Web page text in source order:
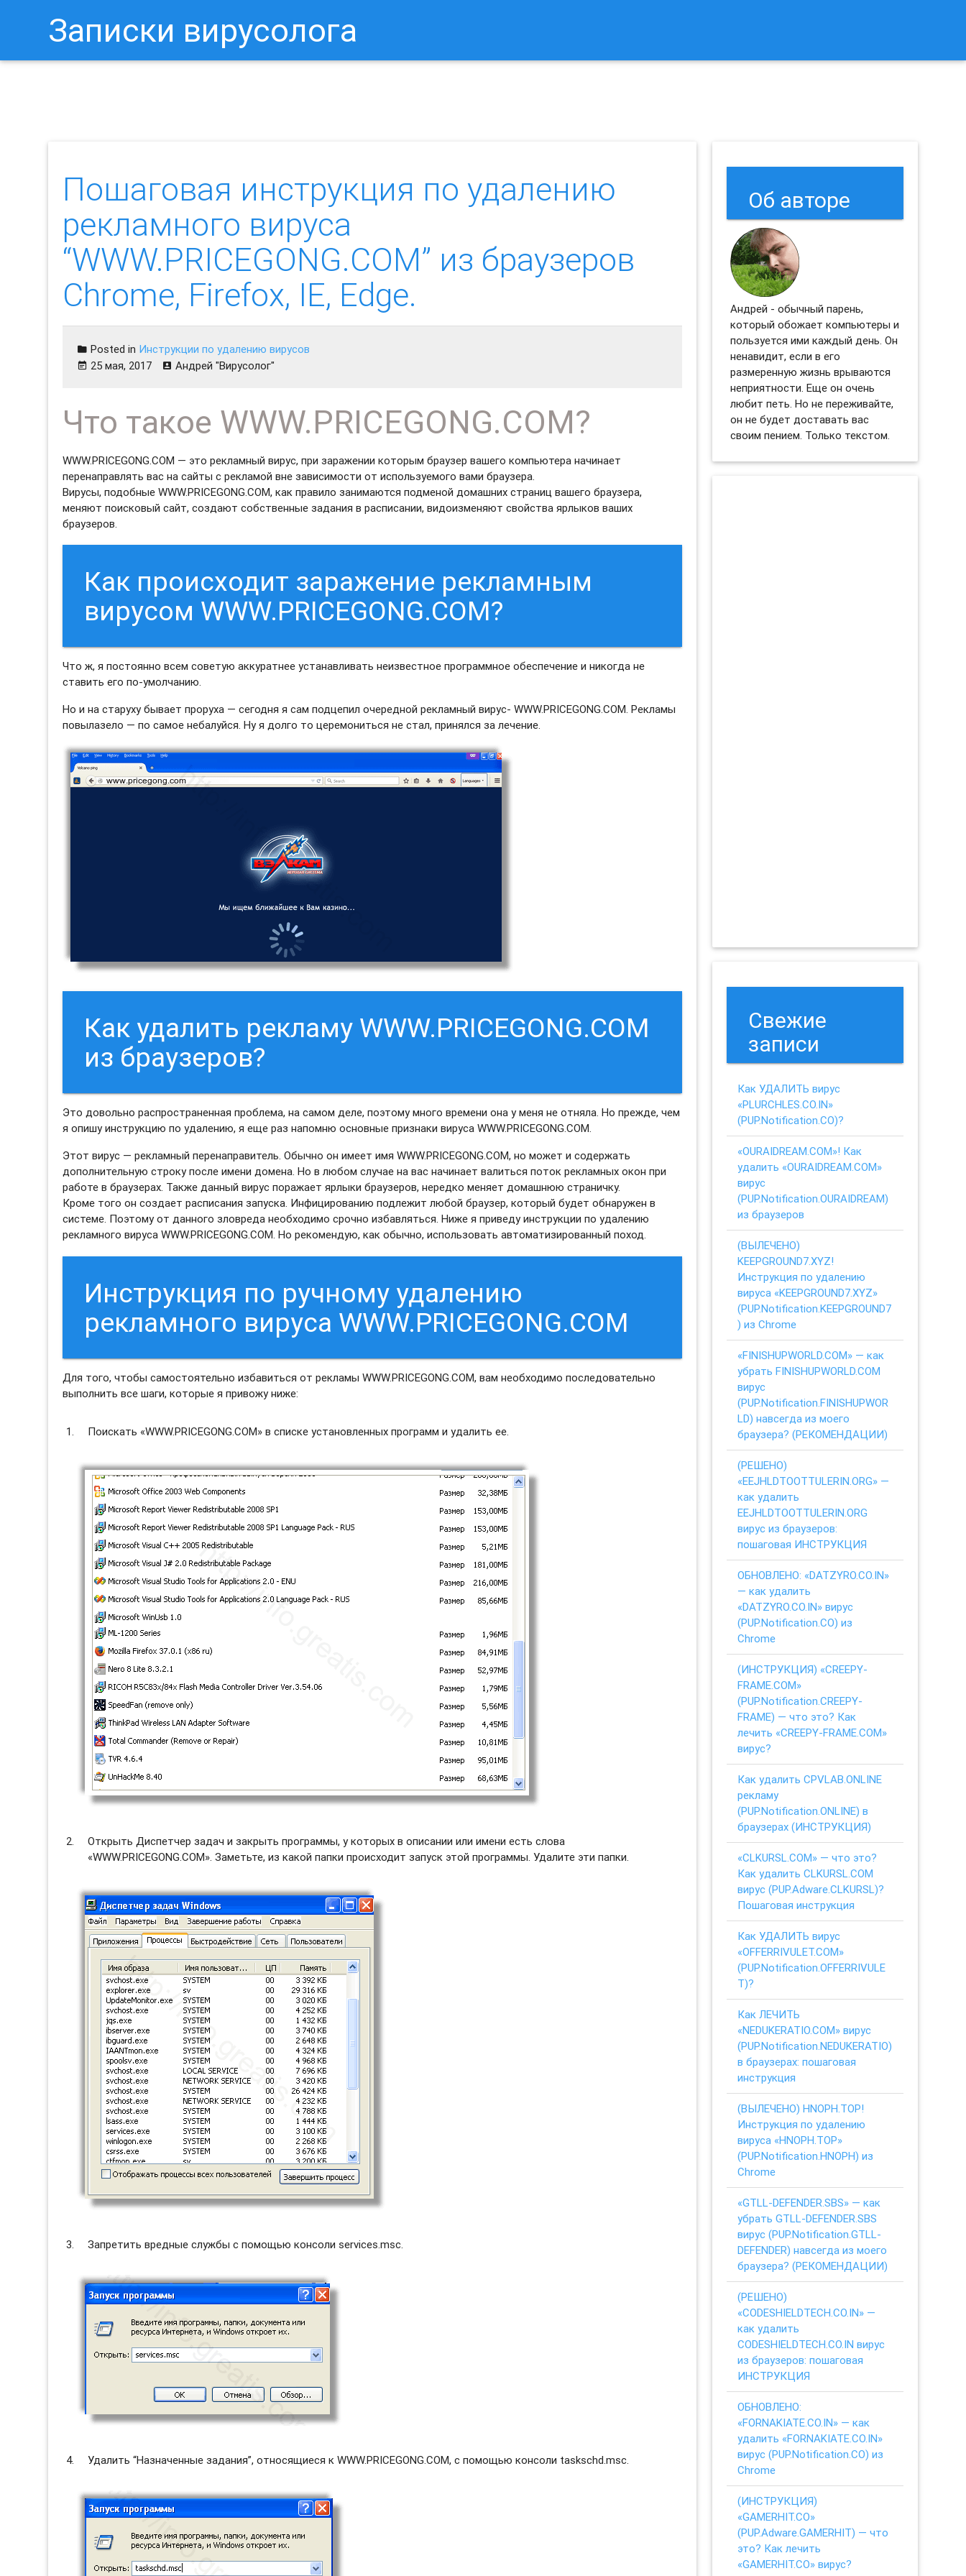
Записки вирусолога
Пошаговая инструкция по удалению
рекламного вируса
“WWW.PRICEGONG.COM” из браузеров
Chrome, Firefox, IE, Edge.
Posted in Инструкции по удалению вирусов
25 мая, 2017
Андрей "Вирусолог"
Что такое WWW.PRICEGONG.COM?
WWW.PRICEGONG.COM — это рекламный вирус, при заражении которым браузер вашего компьютера начинает
перенаправлять вас на сайты с рекламой вне зависимости от используемого вами браузера.
Вирусы, подобные WWW.PRICEGONG.COM, как правило занимаются подменой домашних страниц вашего браузера,
меняют поисковый сайт, создают собственные задания в расписании, видоизменяют свойства ярлыков ваших
браузеров.
Как происходит заражение рекламным
вирусом WWW.PRICEGONG.COM?
Что ж, я постоянно всем советую аккуратнее устанавливать неизвестное программное обеспечение и никогда не
ставить его по-умолчанию.
Но и на старуху бывает проруха — сегодня я сам подцепил очередной рекламный вирус- WWW.PRICEGONG.COM. Рекламы
повылазело — по самое небалуйся. Ну я долго то церемониться не стал, принялся за лечение.
Как удалить рекламу WWW.PRICEGONG.COM
из браузеров?
Это довольно распространенная проблема, на самом деле, поэтому много времени она у меня не отняла. Но прежде, чем
я опишу инструкцию по удалению, я еще раз напомню основные признаки вируса WWW.PRICEGONG.COM.
Этот вирус — рекламный перенаправитель. Обычно он имеет имя WWW.PRICEGONG.COM, но может и содержать
дополнительную строку после имени домена. Но в любом случае на вас начинает валиться поток рекламных окон при
работе в браузерах. Также данный вирус поражает ярлыки браузеров, нередко меняет домашнюю страничку.
Кроме того он создает расписания запуска. Инфицированию подлежит любой браузер, который будет обнаружен в
системе. Поэтому от данного зловреда необходимо срочно избавляться. Ниже я приведу инструкции по удалению
рекламного вируса WWW.PRICEGONG.COM. Но рекомендую, как обычно, использовать автоматизированный поход.
Инструкция по ручному удалению
рекламного вируса WWW.PRICEGONG.COM
Для того, чтобы самостоятельно избавиться от рекламы WWW.PRICEGONG.COM, вам необходимо последовательно
выполнить все шаги, которые я привожу ниже:
Поискать «WWW.PRICEGONG.COM» в списке установленных программ и удалить ее.
Открыть Диспетчер задач и закрыть программы, у которых в описании или имени есть слова
«WWW.PRICEGONG.COM». Заметьте, из какой папки происходит запуск этой программы. Удалите эти папки.
Запретить вредные службы с помощью консоли services.msc.
Удалить “Назначенные задания”, относящиеся к WWW.PRICEGONG.COM, с помощью консоли taskschd.msc.
Об авторе
Андрей - обычный парень,
который обожает компьютеры и
пользуется ими каждый день. Он
ненавидит, если в его
размеренную жизнь врываются
неприятности. Еще он очень
любит петь. Но не переживайте,
он не будет доставать вас
своим пением. Только текстом.
Свежие
записи
Как УДАЛИТЬ вирус
«PLURCHLES.CO.IN»
(PUP.Notification.CO)?
«OURAIDREAM.COM»! Как
удалить «OURAIDREAM.COM»
вирус
(PUP.Notification.OURAIDREAM)
из браузеров
(ВЫЛЕЧЕНО)
KEEPGROUND7.XYZ!
Инструкция по удалению
вируса «KEEPGROUND7.XYZ»
(PUP.Notification.KEEPGROUND7
) из Chrome
«FINISHUPWORLD.COM» — как
убрать FINISHUPWORLD.COM
вирус
(PUP.Notification.FINISHUPWOR
LD) навсегда из моего
браузера? (РЕКОМЕНДАЦИИ)
(РЕШЕНО)
«EEJHLDTOOTTULERIN.ORG» —
как удалить
EEJHLDTOOTTULERIN.ORG
вирус из браузеров:
пошаговая ИНСТРУКЦИЯ
ОБНОВЛЕНО: «DATZYRO.CO.IN»
— как удалить
«DATZYRO.CO.IN» вирус
(PUP.Notification.CO) из
Chrome
(ИНСТРУКЦИЯ) «CREEPY-
FRAME.COM»
(PUP.Notification.CREEPY-
FRAME) — что это? Как
лечить «CREEPY-FRAME.COM»
вирус?
Как удалить CPVLAB.ONLINE
рекламу
(PUP.Notification.ONLINE) в
браузерах (ИНСТРУКЦИЯ)
«CLKURSL.COM» — что это?
Как удалить CLKURSL.COM
вирус (PUP.Adware.CLKURSL)?
Пошаговая инструкция
Как УДАЛИТЬ вирус
«OFFERRIVULET.COM»
(PUP.Notification.OFFERRIVULE
T)?
Как ЛЕЧИТЬ
«NEDUKERATIO.COM» вирус
(PUP.Notification.NEDUKERATIO)
в браузерах: пошаговая
инструкция
(ВЫЛЕЧЕНО) HNOPH.TOP!
Инструкция по удалению
вируса «HNOPH.TOP»
(PUP.Notification.HNOPH) из
Chrome
«GTLL-DEFENDER.SBS» — как
убрать GTLL-DEFENDER.SBS
вирус (PUP.Notification.GTLL-
DEFENDER) навсегда из моего
браузера? (РЕКОМЕНДАЦИИ)
(РЕШЕНО)
«CODESHIELDTECH.CO.IN» —
как удалить
CODESHIELDTECH.CO.IN вирус
из браузеров: пошаговая
ИНСТРУКЦИЯ
ОБНОВЛЕНО:
«FORNAKIATE.CO.IN» — как
удалить «FORNAKIATE.CO.IN»
вирус (PUP.Notification.CO) из
Chrome
(ИНСТРУКЦИЯ)
«GAMERHIT.CO»
(PUP.Adware.GAMERHIT) — что
это? Как лечить
«GAMERHIT.CO» вирус?